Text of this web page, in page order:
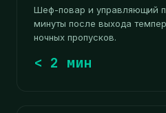
Шеф-повар и управляющий
минуты после выхода
ночных пропусков.
< 2 мин